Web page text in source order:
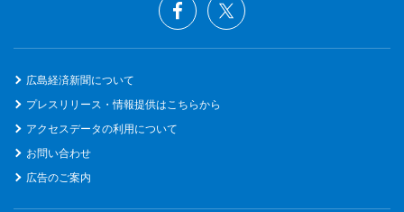
広島経済新聞について
プレスリリース・情報提供はこちらから
アクセスデータの利用について
お問い合わせ
広告のご案内